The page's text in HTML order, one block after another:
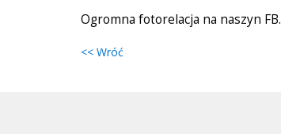
Ogromna fotorelacja na naszyn FB.
<< Wróć